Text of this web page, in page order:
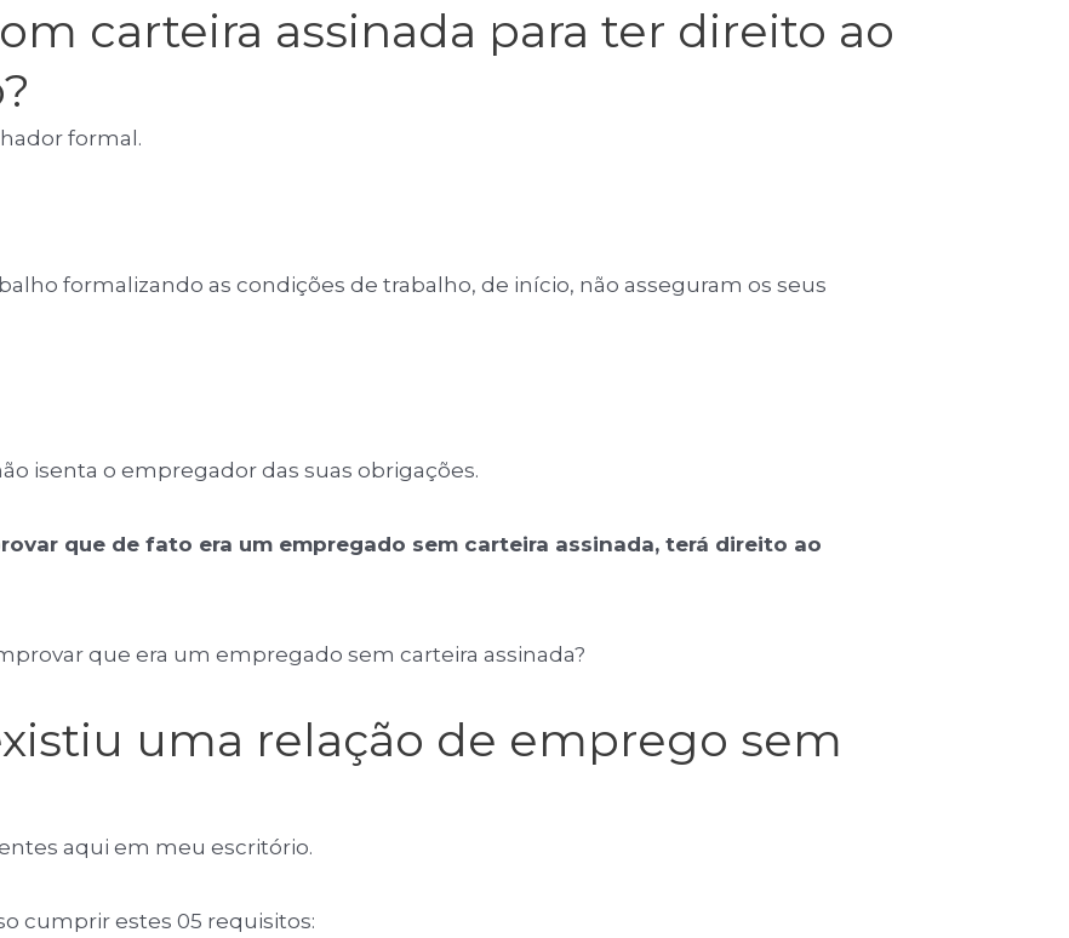
carteira assinada para ter direito ao
formal.
formalizando as condições de trabalho, de início, não asseguram os seus
isenta o empregador das suas obrigações.
que de fato era um empregado sem carteira assinada, terá direito ao
que era um empregado sem carteira assinada?
uma relação de emprego sem
aqui em meu escritório.
cumprir estes 05 requisitos: